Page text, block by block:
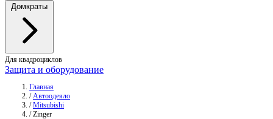
Домкраты
Для квадроциклов
Защита и оборудование
Главная
/ Автоодеяло
/ Mitsubishi
/ Zinger